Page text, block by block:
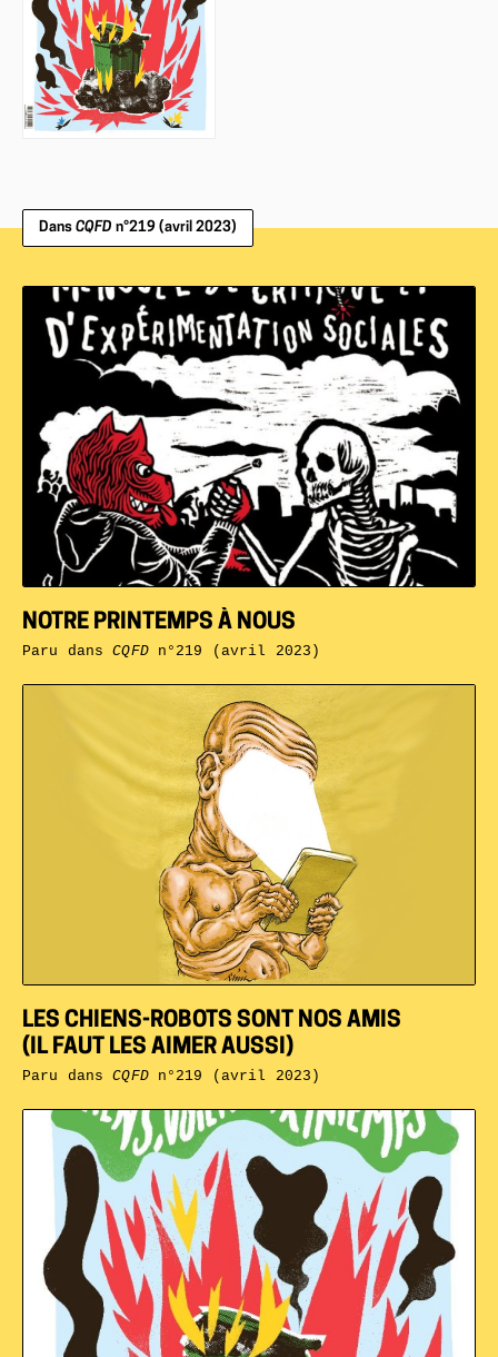
Dans CQFD n°219 (avril 2023)
LES CHIENS-ROBOTS SONT NOS AMIS
(IL FAUT LES AIMER AUSSI)
Paru dansCQFDn°219 (avril 2023)
NOTRE PRINTEMPS À NOUS
Paru dansCQFDn°219 (avril 2023)